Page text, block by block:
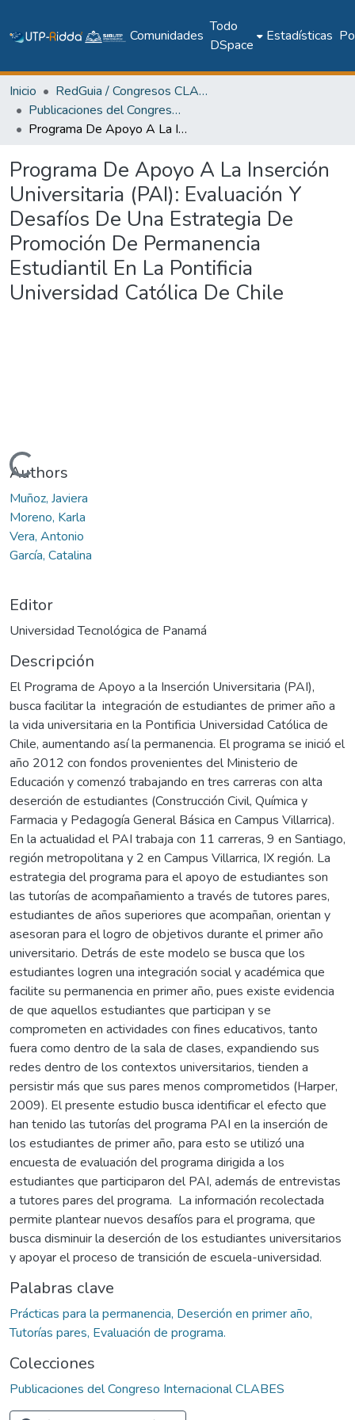
Comunidades
Todo
DSpace
Estadísticas
Inicio
RedGuia / Congresos CLABES
Publicaciones del Congreso Internacional CLABES
Programa De Apoyo A La Inserción Universitaria (PAI): Evaluación Y Desafíos De Una Estrategia De Promoción De Permanencia Estudiantil En La Pontificia Universidad Católica De Chile
Programa De Apoyo A La Inserción
Universitaria (PAI): Evaluación Y
Desafíos De Una Estrategia De
Promoción De Permanencia
Estudiantil En La Pontificia
Universidad Católica De Chile
Cargando...
Authors
Muñoz, Javiera
Moreno, Karla
Vera, Antonio
García, Catalina
Editor
Universidad Tecnológica de Panamá
Descripción
El Programa de Apoyo a la Inserción Universitaria (PAI),
busca facilitar la integración de estudiantes de primer año a
la vida universitaria en la Pontificia Universidad Católica de
Chile, aumentando así la permanencia. El programa se inició el
año 2012 con fondos provenientes del Ministerio de
Educación y comenzó trabajando en tres carreras con alta
deserción de estudiantes (Construcción Civil, Química y
Farmacia y Pedagogía General Básica en Campus Villarrica).
En la actualidad el PAI trabaja con 11 carreras, 9 en Santiago,
región metropolitana y 2 en Campus Villarrica, IX región. La
estrategia del programa para el apoyo de estudiantes son
las tutorías de acompañamiento a través de tutores pares,
estudiantes de años superiores que acompañan, orientan y
asesoran para el logro de objetivos durante el primer año
universitario. Detrás de este modelo se busca que los
estudiantes logren una integración social y académica que
facilite su permanencia en primer año, pues existe evidencia
de que aquellos estudiantes que participan y se
comprometen en actividades con fines educativos, tanto
fuera como dentro de la sala de clases, expandiendo sus
redes dentro de los contextos universitarios, tienden a
persistir más que sus pares menos comprometidos (Harper,
2009). El presente estudio busca identificar el efecto que
han tenido las tutorías del programa PAI en la inserción de
los estudiantes de primer año, para esto se utilizó una
encuesta de evaluación del programa dirigida a los
estudiantes que participaron del PAI, además de entrevistas
a tutores pares del programa. La información recolectada
permite plantear nuevos desafíos para el programa, que
busca disminuir la deserción de los estudiantes universitarios
y apoyar el proceso de transición de escuela-universidad.
Palabras clave
Prácticas para la permanencia, Deserción en primer año,
Tutorías pares, Evaluación de programa.
Colecciones
Publicaciones del Congreso Internacional CLABES